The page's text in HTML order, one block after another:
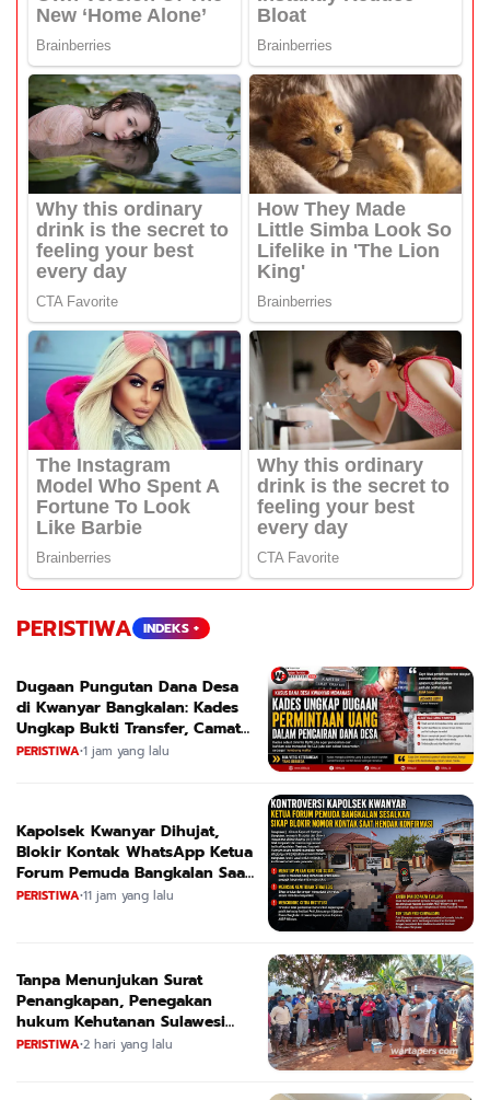
PERISTIWA INDEKS +
Dugaan Pungutan Dana Desa
di Kwanyar Bangkalan: Kades
Ungkap Bukti Transfer, Camat
Beri Bantahan Tegas
PERISTIWA•1 jam yang lalu
Kapolsek Kwanyar Dihujat,
Blokir Kontak WhatsApp Ketua
Forum Pemuda Bangkalan Saat
Dikonfirmasi
PERISTIWA•11 jam yang lalu
Tanpa Menunjukan Surat
Penangkapan, Penegakan
hukum Kehutanan Sulawesi
Selatan Culik Petani Ladah Di
PERISTIWA•2 hari yang lalu